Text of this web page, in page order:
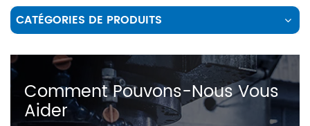
CATÉGORIES DE PRODUITS
Comment Pouvons-Nous Vous
Aider